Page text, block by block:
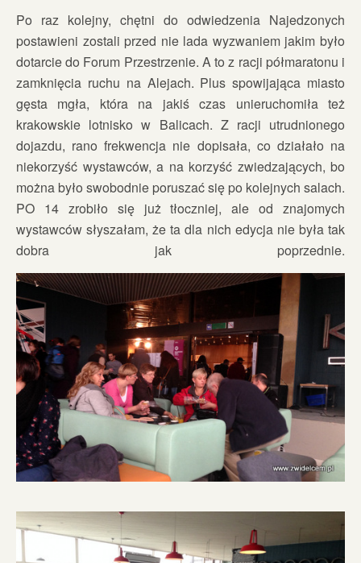
Po raz kolejny, chętni do odwiedzenia Najedzonych
postawieni zostali przed nie lada wyzwaniem jakim było
dotarcie do Forum Przestrzenie. A to z racji półmaratonu i
zamknięcia ruchu na Alejach. Plus spowijająca miasto
gęsta mgła, która na jakiś czas unieruchomiła też
krakowskie lotnisko w Balicach. Z racji utrudnionego
dojazdu, rano frekwencja nie dopisała, co działało na
niekorzyść wystawców, a na korzyść zwiedzających, bo
można było swobodnie poruszać się po kolejnych salach.
PO 14 zrobiło się już tłoczniej, ale od znajomych
wystawców słyszałam, że ta dla nich edycja nie była tak
dobra jak poprzednie.